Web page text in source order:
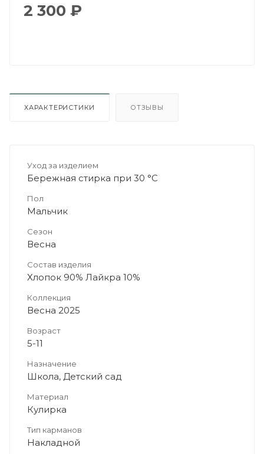
2 300 ₽
ХАРАКТЕРИСТИКИ ОТЗЫВЫ
Уход за изделием
Бережная стирка при 30 °C
Пол
Мальчик
Сезон
Весна
Состав изделия
Хлопок 90% Лайкра 10%
Коллекция
Весна 2025
Возраст
5-11
Назначение
Школа, Детский сад
Материал
Кулирка
Тип карманов
Накладной